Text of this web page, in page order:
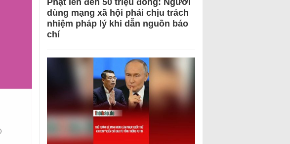
Phạt lên đến 50 triệu đồng: Người
dùng mạng xã hội phải chịu trách
nhiệm pháp lý khi dẫn nguồn báo
chí